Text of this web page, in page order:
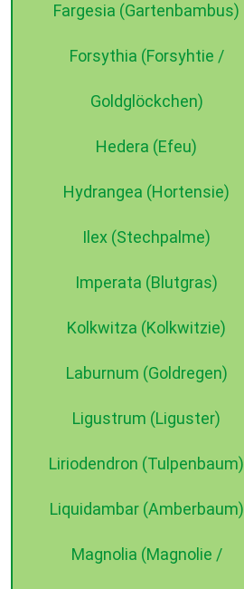
Fargesia (Gartenbambus)
Forsythia (Forsyhtie /
Goldglöckchen)
Hedera (Efeu)
Hydrangea (Hortensie)
Ilex (Stechpalme)
Imperata (Blutgras)
Kolkwitza (Kolkwitzie)
Laburnum (Goldregen)
Ligustrum (Liguster)
Liriodendron (Tulpenbaum)
Liquidambar (Amberbaum)
Magnolia (Magnolie /